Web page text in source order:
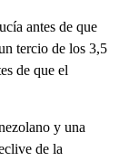
antes de que
tercio de los 3,5
de que el
y una
de la